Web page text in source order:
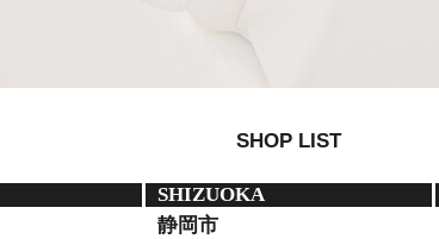
SHOP LIST
SHIZUOKA
静岡市